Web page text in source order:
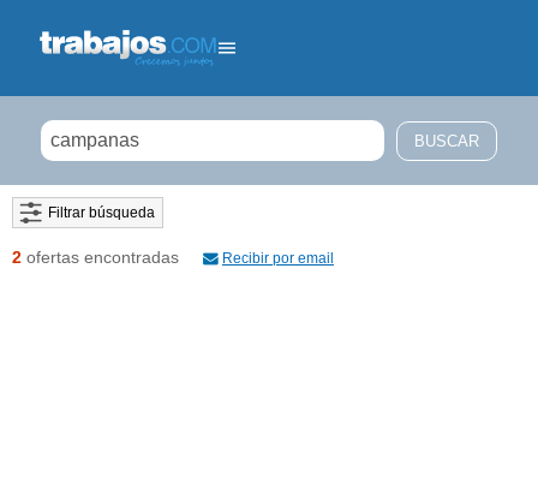
Filtrar búsqueda
2 ofertas encontradas Recibir por email